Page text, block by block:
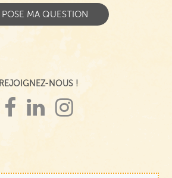
REJOIGNEZ-NOUS !